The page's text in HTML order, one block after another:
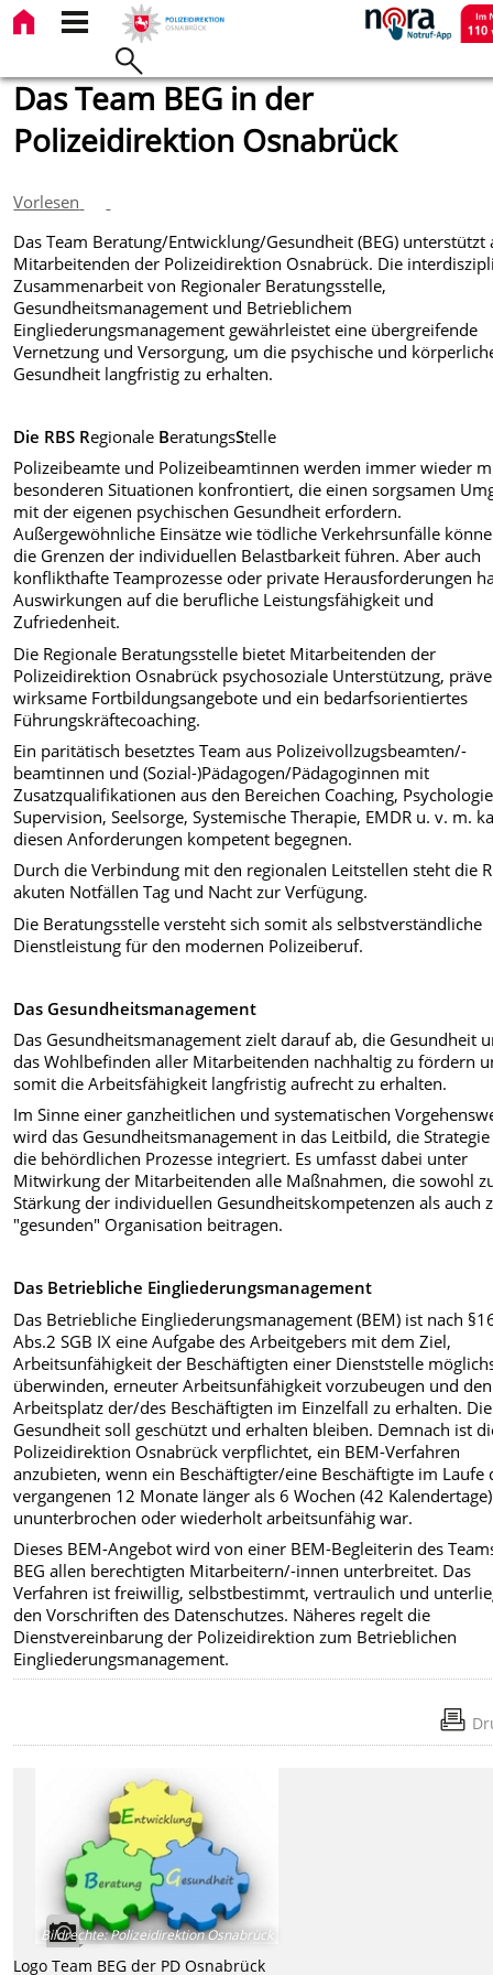
Das Team BEG in der
Polizeidirektion Osnabrück
Vorlesen
Das Team Beratung/Entwicklung/Gesundheit (BEG) unterstützt
Mitarbeitenden der Polizeidirektion Osnabrück. Die
Zusammenarbeit von Regionaler Beratungsstelle,
Gesundheitsmanagement und Betrieblichem
Eingliederungsmanagement gewährleistet eine übergreifende
Vernetzung undVersorgung, um die psychische und
Gesundheit langfristig zu erhalten.
Die RBS Regionale BeratungsStelle
Polizeibeamte und Polizeibeamtinnen werden immer wieder
besonderen Situationen konfrontiert, die einen sorgsamen
mit der eigenen psychischen Gesundheit erfordern.
Außergewöhnliche Einsätze wie tödliche Verkehrsunfälle
die Grenzen der individuellen Belastbarkeit führen. Aber auch
konflikthafte Teamprozesse oder private Herausforderungen
Auswirkungen auf die berufliche Leistungsfähigkeit und
Zufriedenheit.
Die Regionale Beratungsstelle bietet Mitarbeitenden der
Polizeidirektion Osnabrück psychosoziale Unterstützung,
wirksame Fortbildungsangebote und ein bedarfsorientiertes
Führungskräftecoaching.
Ein paritätisch besetztes Team aus Polizeivollzugsbeamten/-
beamtinnen und (Sozial-)Pädagogen/Pädagoginnen mit
Zusatzqualifikationen aus den Bereichen Coaching,
Supervision, Seelsorge, Systemische Therapie, EMDR u. v. m.
diesen Anforderungen kompetent begegnen.
Durch die Verbindung mit den regionalen Leitstellen steht die
akuten Notfällen Tag und Nacht zur Verfügung.
Die Beratungsstelle versteht sich somit als selbstverständliche
Dienstleistung für den modernen Polizeiberuf.
Das Gesundheitsmanagement
Das Gesundheitsmanagement zielt darauf ab, die Gesundheit
das Wohlbefinden aller Mitarbeitenden nachhaltig zu fördern
somit die Arbeitsfähigkeit langfristig aufrecht zu erhalten.
Im Sinne einer ganzheitlichen und systematischen
wird das Gesundheitsmanagement in das Leitbild, die
die behördlichen Prozesse integriert. Es umfasst dabei unter
Mitwirkung der Mitarbeitenden alle Maßnahmen, die sowohl
Stärkung der individuellen Gesundheitskompetenzen als auch
"gesunden" Organisation beitragen.
Das Betriebliche Eingliederungsmanagement
Das Betriebliche Eingliederungsmanagement (BEM) ist nach
Abs.2 SGB IX eine Aufgabe des Arbeitgebers mit dem Ziel,
Arbeitsunfähigkeit der Beschäftigten einer Dienststelle
überwinden, erneuter Arbeitsunfähigkeit vorzubeugen und den
Arbeitsplatz der/des Beschäftigten im Einzelfall zu erhalten. Die
Gesundheit soll geschützt und erhalten bleiben. Demnach ist
Polizeidirektion Osnabrück verpflichtet, ein BEM-Verfahren
anzubieten, wenn ein Beschäftigter/eine Beschäftigte im Laufe
vergangenen 12 Monate länger als 6 Wochen (42 Kalendertage)
ununterbrochen oder wiederholt arbeitsunfähig war.
Dieses BEM-Angebot wird von einer BEM-Begleiterin des
BEG allen berechtigten Mitarbeitern/-innen unterbreitet. Das
Verfahren ist freiwillig, selbstbestimmt, vertraulich und
den Vorschriften des Datenschutzes. Näheres regelt die
Dienstvereinbarung der Polizeidirektion zum Betrieblichen
Eingliederungsmanagement.
Bildrechte:Polizeidirektion Osnabrück
Logo Team BEG der PD Osnabrück